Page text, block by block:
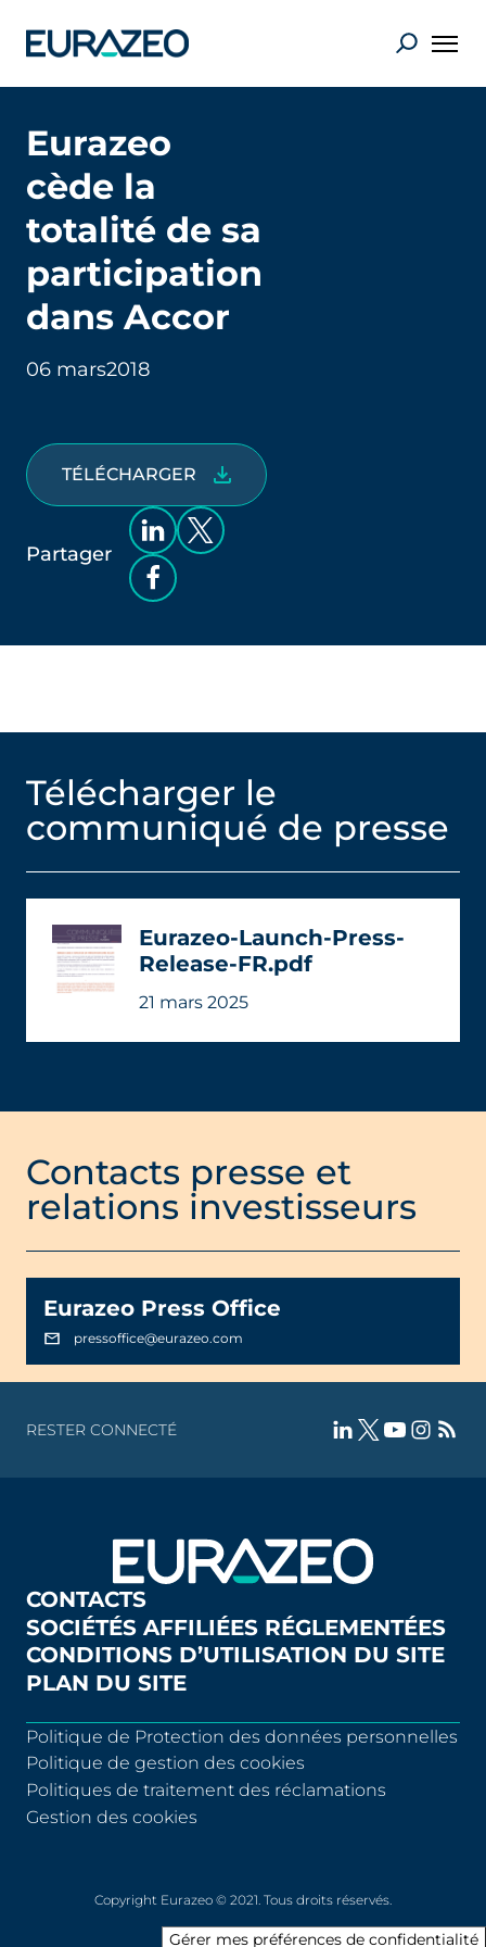
Eurazeo
cède la
totalité de sa
participation
dans Accor
06 mars2018
TÉLÉCHARGER
Partager
Télécharger le
communiqué de presse
Eurazeo-Launch-Press-
Release-FR.pdf
21 mars 2025
Contacts presse et
relations investisseurs
Eurazeo Press Office
pressoffice@eurazeo.com
RESTER CONNECTÉ
CONTACTS
SOCIÉTÉS AFFILIÉES RÉGLEMENTÉES
CONDITIONS D’UTILISATION DU SITE
PLAN DU SITE
Politique de Protection des données personnelles
Politique de gestion des cookies
Politiques de traitement des réclamations
Gestion des cookies
Copyright Eurazeo © 2021. Tous droits réservés.
Gérer mes préférences de confidentialité